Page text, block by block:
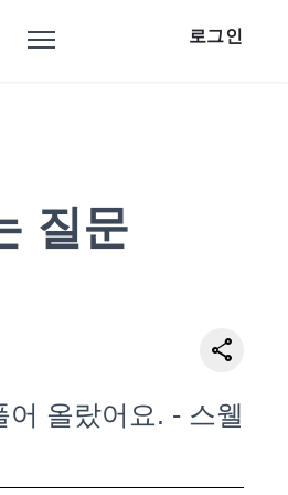
로그인
질문
share
어 올랐어요. - 스웰